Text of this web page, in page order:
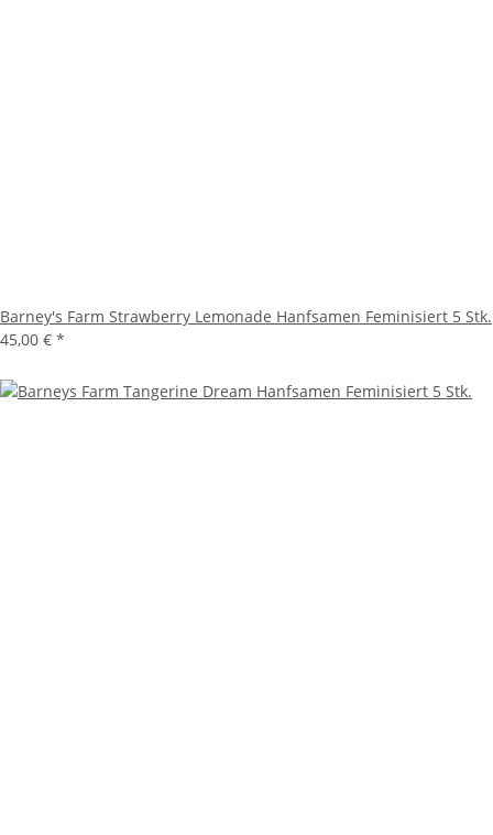
Barney's Farm Strawberry Lemonade Hanfsamen Feminisiert 5 Stk.
45,00 € *